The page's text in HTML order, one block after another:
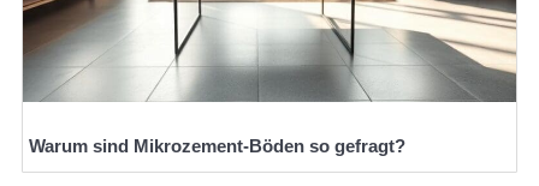
Warum sind Mikrozement-Böden so gefragt?